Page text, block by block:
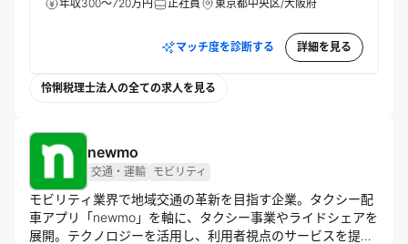
年収300～720万円 正社員 東京都中央区/大阪府
マッチ度を診断する 詳細を見る
怜悧税理士法人の全ての求人を見る
newmo
交通・運輸 モビリティ
モビリティ業界で地域交通の革新を目指す企業。タクシー配
車アプリ「newmo」を軸に、タクシー事業やライドシェアを
展開。テクノロジーを活用し、利用者視点のサービスを提